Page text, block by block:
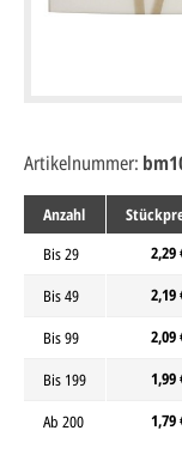
Anzahl
Bis29
2,29
Bis49
2,19
Bis99
2,09
Bis 199
1,99
Ab 200 1,79
Artikelnummer: